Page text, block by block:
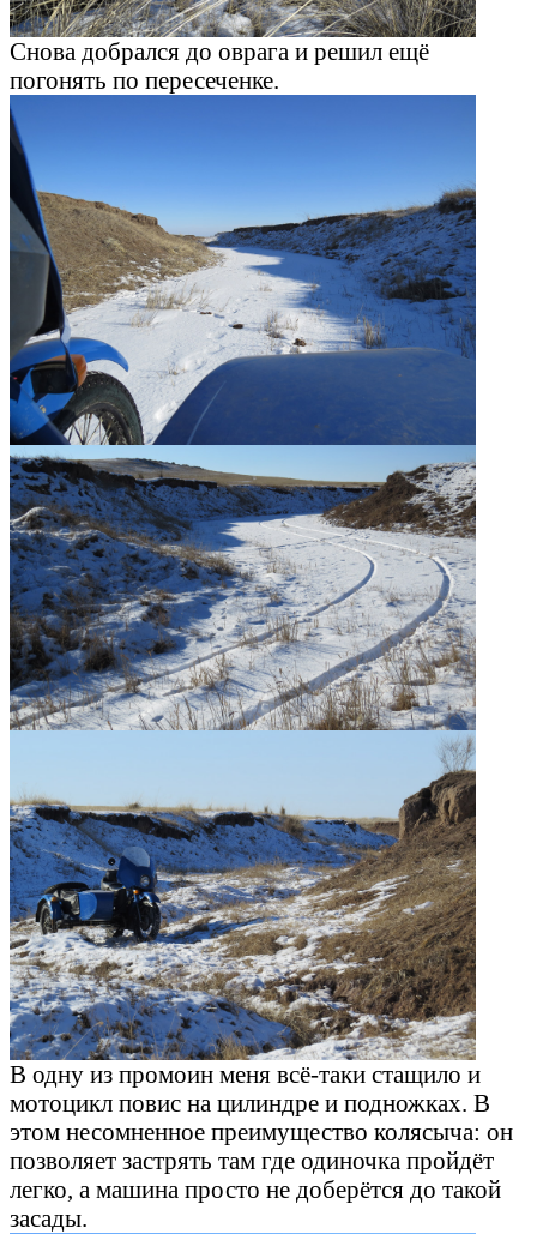
Снова добрался до оврага и решил ещё
погонять по пересеченке.
В одну из промоин меня всё-таки стащило и
мотоцикл повис на цилиндре и подножках. В
этом несомненное преимущество колясыча: он
позволяет застрять там где одиночка пройдёт
легко, а машина просто не доберётся до такой
засады.